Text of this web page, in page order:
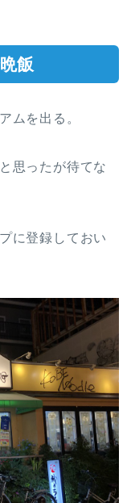
飯
ムを出る。
思ったが待てな
に登録しておい